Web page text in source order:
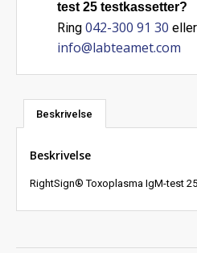
test 25 testkassetter?
Ring 042-300 91 30
info@labteamet.com
Beskrivelse
Beskrivelse
RightSign® Toxoplasma IgM-test